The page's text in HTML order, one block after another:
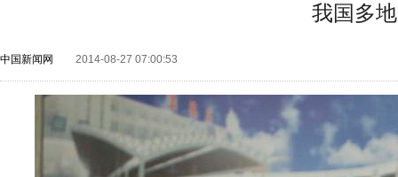
我国多
中国新闻网 2014-08-27 07:00:53